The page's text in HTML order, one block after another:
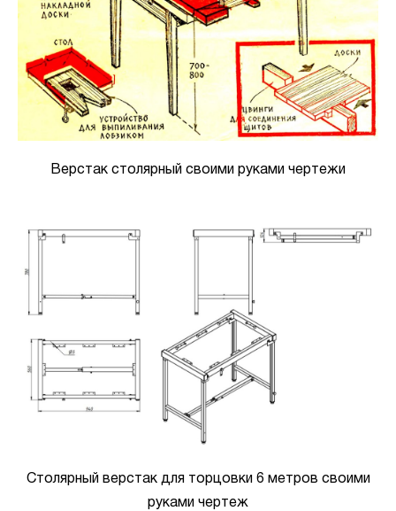
Верстак столярный своими руками чертежи
Столярный верстак для торцовки 6 метров своими
руками чертеж